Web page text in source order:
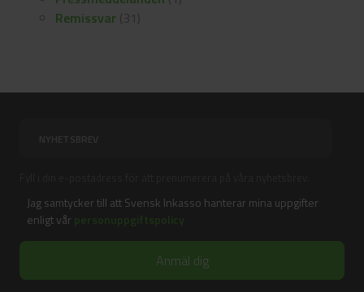
Remissvar (31)
Jag samtycker till att Svensk Inkasso hanterar mina uppgifter
enligt vår personuppgiftspolicy